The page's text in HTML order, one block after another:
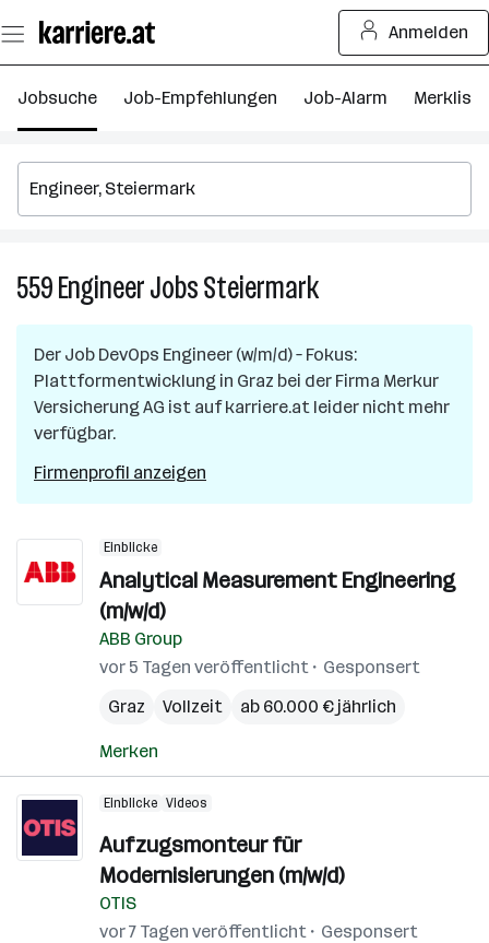
Seiteninhalt
springen
Anmelden
Jobsuche Job-Empfehlungen Job-Alarm Merkliste
559EngineerJobsSteiermark559
in
Steiermark
Der Job DevOps Engineer (w/m/d) – Fokus:
Plattformentwicklung in Graz bei der Firma Merkur
Versicherung AG ist auf karriere.at leider nicht mehr
verfügbar.
Firmenprofil anzeigen
Einblicke
Analytical Measurement Engineering
(m/w/d)
ABB Group
vor 5 Tagen veröffentlicht
Gesponsert
Graz
Vollzeit ab 60.000 € jährlich
Merken
Einblicke Videos
Aufzugsmonteur für
Modernisierungen (m/w/d)
OTIS
vor 7 Tagen veröffentlicht
Gesponsert